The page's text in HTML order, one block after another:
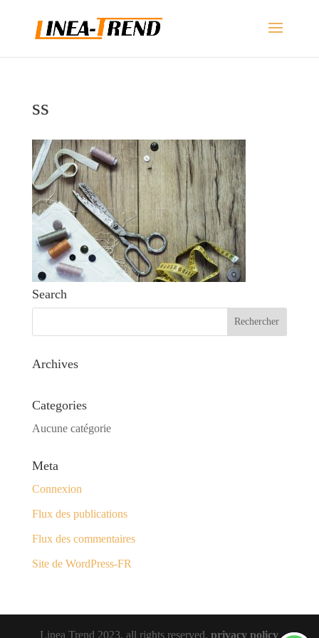
ss
Search
Archives
Categories
Aucune catégorie
Meta
Connexion
Flux des publications
Flux des commentaires
Site de WordPress-FR
Linea Trend 2023, all rights reserved.privacy policy